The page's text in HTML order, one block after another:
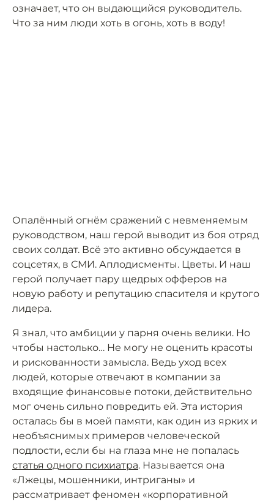
означает, что он выдающийся руководитель.
Что за ним люди хоть в огонь, хоть в воду!
Опалённый огнём сражений с невменяемым
руководством, наш герой выводит из боя отряд
своих солдат. Всё это активно обсуждается в
соцсетях, в СМИ. Аплодисменты. Цветы. И наш
герой получает пару щедрых офферов на
новую работу и репутацию спасителя и крутого
лидера.
Я знал, что амбиции у парня очень велики. Но
чтобы настолько… Не могу не оценить красоты
и рискованности замысла. Ведь уход всех
людей, которые отвечают в компании за
входящие финансовые потоки, действительно
мог очень сильно повредить ей. Эта история
осталась бы в моей памяти, как один из ярких и
необъяснимых примеров человеческой
подлости, если бы на глаза мне не попалась
статья одного психиатра. Называется она
«Лжецы, мошенники, интриганы» и
рассматривает феномен «корпоративной